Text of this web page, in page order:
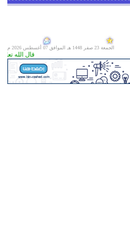
الجمعة 23 صفر 1448 هـ الموافق
قال الله تعالى (( ألا إن أولياء الله لا